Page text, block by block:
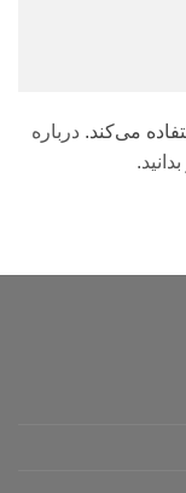
می‌کند. درباره